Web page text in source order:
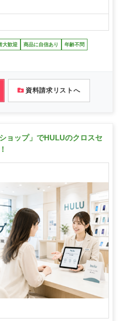
大歓迎 商品に自信あり 年齢不問
資料請求リストへ
ョップ」でHULUのクロスセ